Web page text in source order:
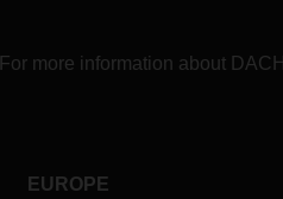
deste projeto
todos os
more information about
EUROPE